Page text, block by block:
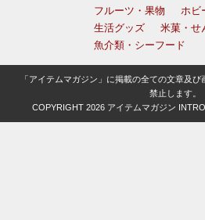
フルーツ・果物
ホビ
生活グッズ
米菓・せ
魚介類・シーフード
「アイテムマガジン」に掲載の全ての文章及
禁止します。
COPYRIGHT 2026 アイテムマガジン